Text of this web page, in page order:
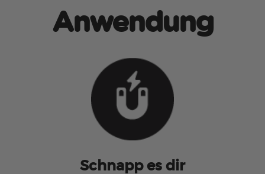
Anwendung
Schnapp es dir